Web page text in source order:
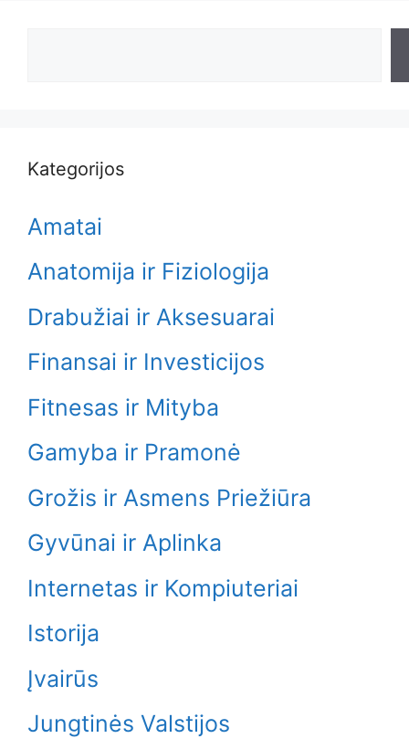
Kategorijos
Amatai
Anatomija ir Fiziologija
Drabužiai ir Aksesuarai
Finansai ir Investicijos
Fitnesas ir Mityba
Gamyba ir Pramonė
Grožis ir Asmens Priežiūra
Gyvūnai ir Aplinka
Internetas ir Kompiuteriai
Istorija
Įvairūs
Jungtinės Valstijos